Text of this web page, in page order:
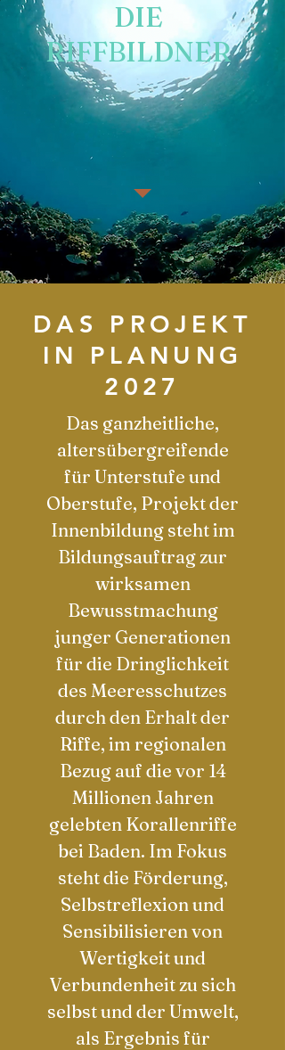
DIE
RIFFBILDNER
DAS PROJEKT
IN PLANUNG
2027
Das ganzheitliche,
altersübergreifende
für Unterstufe und
Oberstufe, Projekt der
Innenbildung steht im
Bildungsauftrag zur
wirksamen
Bewusstmachung
junger Generationen
für die Dringlichkeit
des Meeresschutzes
durch den Erhalt der
Riffe, im regionalen
Bezug auf die vor 14
Millionen Jahren
gelebten Korallenriffe
bei Baden. Im Fokus
steht die Förderung,
Selbstreflexion und
Sensibilisierenvon
Wertigkeit und
Verbundenheit zu sich
selbst und der Umwelt,
als Ergebnis für